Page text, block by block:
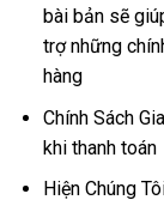
bài bản sẽ
trợ những
hàng
Chính Sách
khi thanh toán
Hiện Chúng